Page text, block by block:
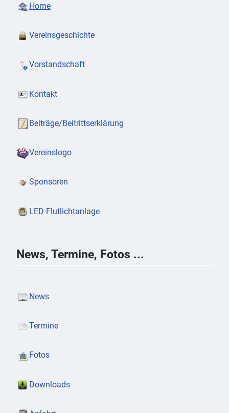
Home
Vereinsgeschichte
Vorstandschaft
Kontakt
Beiträge/Beitrittserklärung
Vereinslogo
Sponsoren
LED Flutlichtanlage
News, Termine, Fotos ...
News
Termine
Fotos
Downloads